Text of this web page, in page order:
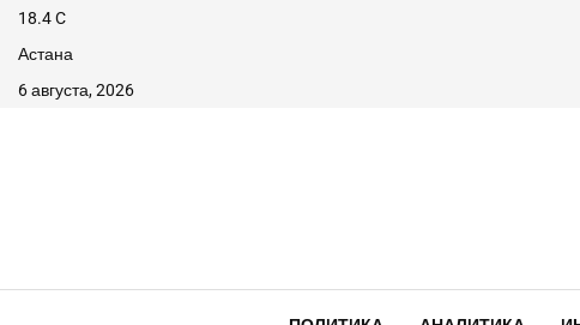
18.4C
Астана
6 августа, 2026